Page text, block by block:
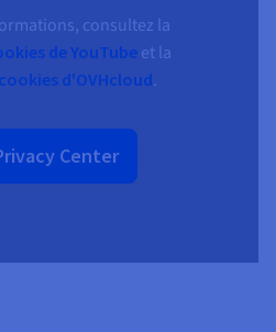
consultez la
de YouTubeet la
d'OVHcloud.
Center